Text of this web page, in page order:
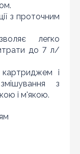
з проточним
легко
до 7 л/
і
з
і м'якою.
ви блукаючи
Вам товару
і ми будемо
ціну (за умови,
конкурента в
інтернет-